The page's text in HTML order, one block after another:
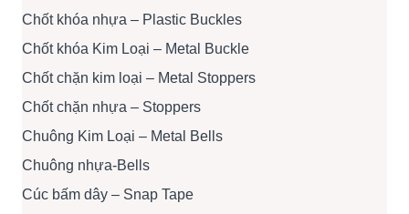
Chốt khóa nhựa – Plastic Buckles
Chốt khóa Kim Loại – Metal Buckle
Chốt chặn kim loại – Metal Stoppers
Chốt chặn nhựa – Stoppers
Chuông Kim Loại – Metal Bells
Chuông nhựa-Bells
Cúc bấm dây – Snap Tape